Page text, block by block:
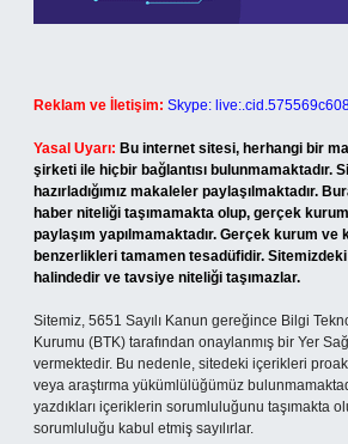
Reklam ve İletişim: Skype:
Yasal Uyarı: Bu internet sitesi, herhangi bir
şirketi ile hiçbir bağlantısı bulunmamaktadır.
hazırladığımız makaleler paylaşılmaktadır.
haber niteliği taşımamakta olup, gerçek
paylaşım yapılmamaktadır. Gerçek kurum ve
benzerlikleri tamamen tesadüfidir.
halindedir ve tavsiye niteliği taşımazlar.
Sitemiz, 5651 Sayılı Kanun gereğince Bilgi
Kurumu (BTK) tarafından onaylanmış bir Yer
vermektedir. Bu nedenle, sitedeki içerikleri
veya araştırma yükümlülüğümüz
yazdıkları içeriklerin sorumluluğunu taşımakta
sorumluluğu kabul etmiş sayılırlar.